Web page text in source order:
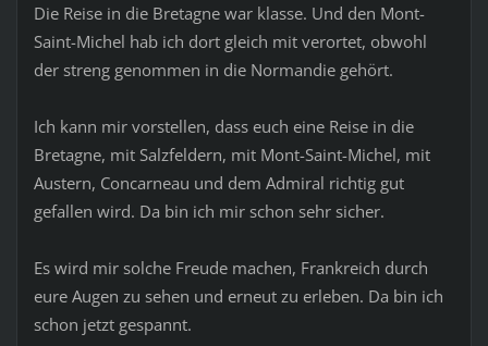
Die Reise in die Bretagne war klasse. Und den Mont-
Saint-Michel hab ich dort gleich mit verortet, obwohl
der streng genommen in die Normandie gehört.
Ich kann mir vorstellen, dass euch eine Reise in die
Bretagne, mit Salzfeldern, mit Mont-Saint-Michel, mit
Austern, Concarneau und dem Admiral richtig gut
gefallen wird. Da bin ich mir schon sehr sicher.
Es wird mir solche Freude machen, Frankreich durch
eure Augen zu sehen und erneut zu erleben. Da bin ich
schon jetzt gespannt.